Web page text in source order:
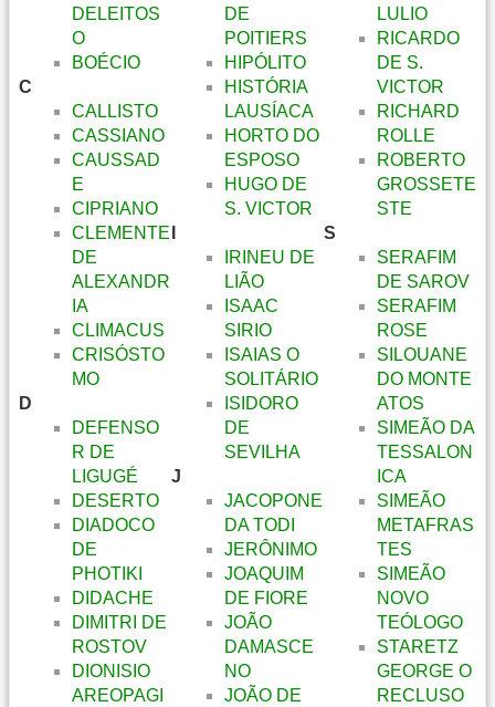
DELEITOS
O
BOÉCIO
C
CALLISTO
CASSIANO
CAUSSAD
E
CIPRIANO
CLEMENTE
DE
ALEXANDR
IA
CLIMACUS
CRISÓSTO
MO
D
DEFENSO
R DE
LIGUGÉ
DESERTO
DIADOCO
DE
PHOTIKI
DIDACHE
DIMITRI DE
ROSTOV
DIONISIO
AREOPAGI
DE
POITIERS
HIPÓLITO
HISTÓRIA
LAUSÍACA
HORTO DO
ESPOSO
HUGO DE
S. VICTOR
IRINEU DE
LIÃO
ISAAC
SIRIO
ISAIAS O
SOLITÁRIO
ISIDORO
DE
SEVILHA
J
JACOPONE
DA TODI
JERÔNIMO
JOAQUIM
DE FIORE
JOÃO
DAMASCE
NO
JOÃO DE
LULIO
RICARDO
DE S.
VICTOR
RICHARD
ROLLE
ROBERTO
GROSSETE
STE
S
SERAFIM
DE SAROV
SERAFIM
ROSE
SILOUANE
DO MONTE
ATOS
SIMEÃO DA
TESSALON
ICA
SIMEÃO
METAFRAS
TES
SIMEÃO
NOVO
TEÓLOGO
STARETZ
GEORGE O
RECLUSO